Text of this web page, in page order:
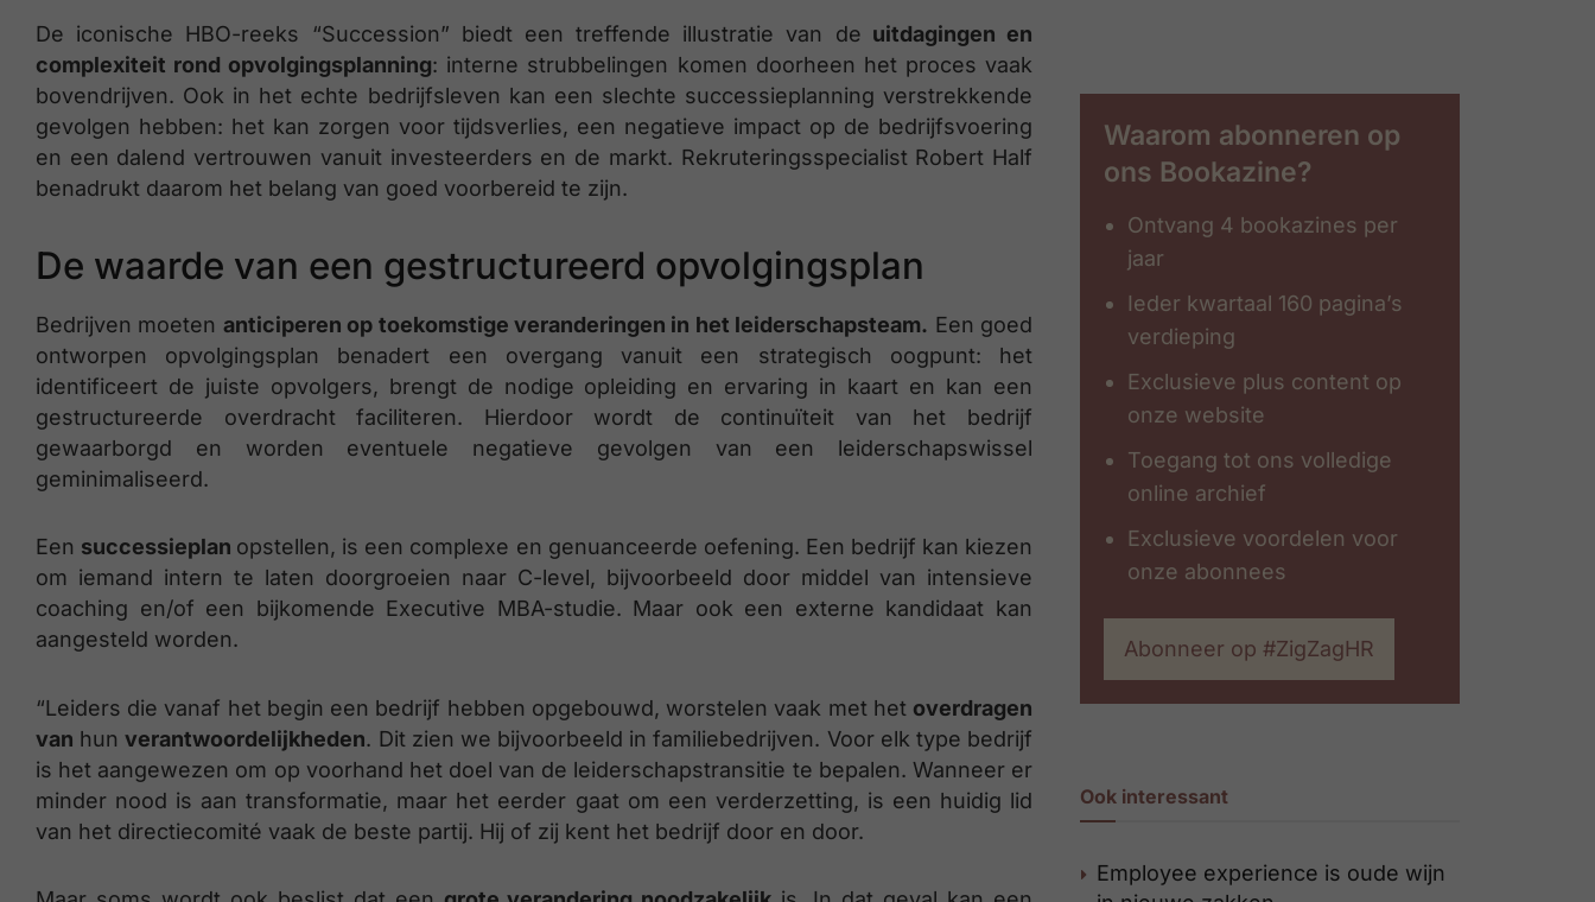
De iconische HBO-reeks “Succession” biedt een treffende illustratie van de uitdagingen en
complexiteit rond opvolgingsplanning: interne strubbelingen komen doorheen het proces vaak
bovendrijven. Ook in het echte bedrijfsleven kan een slechte successieplanning verstrekkende
gevolgen hebben: het kan zorgen voor tijdsverlies, een negatieve impact op de bedrijfsvoering
en een dalend vertrouwen vanuit investeerders en de markt. Rekruteringsspecialist Robert Half
benadrukt daarom het belang van goed voorbereid te zijn.
De waarde van een gestructureerd opvolgingsplan
Bedrijven moeten anticiperen op toekomstige veranderingen in het leiderschapsteam. Een goed
ontworpen opvolgingsplan benadert een overgang vanuit een strategisch oogpunt: het
identificeert de juiste opvolgers, brengt de nodige opleiding en ervaring in kaart en kan een
gestructureerde overdracht faciliteren. Hierdoor wordt de continuïteit van het bedrijf
gewaarborgd en worden eventuele negatieve gevolgen van een leiderschapswissel
geminimaliseerd.
Een successieplan opstellen, is een complexe en genuanceerde oefening. Een bedrijf kan kiezen
om iemand intern te laten doorgroeien naar C-level, bijvoorbeeld door middel van intensieve
coaching en/of een bijkomende Executive MBA-studie. Maar ook een externe kandidaat kan
aangesteld worden.
“Leiders die vanaf het begin een bedrijf hebben opgebouwd, worstelen vaak met het overdragen
van hunverantwoordelijkheden. Dit zien we bijvoorbeeld in familiebedrijven. Voor elk type bedrijf
is het aangewezen om op voorhand het doel van de leiderschapstransitie te bepalen. Wanneer er
minder nood is aan transformatie, maar het eerder gaat om een verderzetting, is een huidig lid
van het directiecomité vaak de beste partij. Hij of zij kent het bedrijf door en door.
Waarom abonneren op
ons Bookazine?
Ontvang 4 bookazines per
jaar
Ieder kwartaal 160 pagina’s
verdieping
Exclusieve plus content op
onze website
Toegang tot ons volledige
online archief
Exclusieve voordelen voor
onze abonnees
Abonneer op #ZigZagHR
Ook interessant
Employee experience is oude wijn